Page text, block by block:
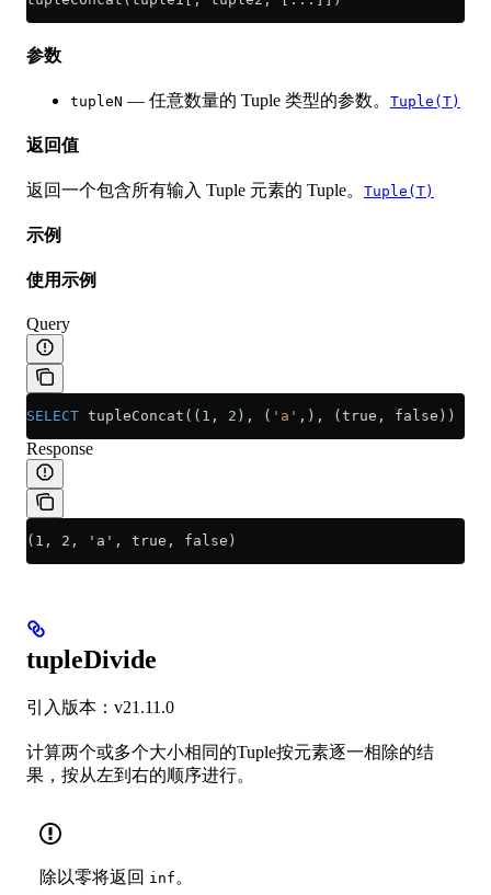
参数
tupleN — 任意数量的 Tuple 类型的参数。 Tuple(T)
返回值
返回一个包含所有输入 Tuple 元素的 Tuple。 Tuple(T)
示例
使用示例
Query
SELECT tupleConcat(( 1 , 2 ), ( 'a' ,), (true, false))
Response
(1, 2, 'a', true, false)
tupleDivide
引入版本：v21.11.0
计算两个或多个大小相同的Tuple按元素逐一相除的结
果，按从左到右的顺序进行。
除以零将返回 inf 。